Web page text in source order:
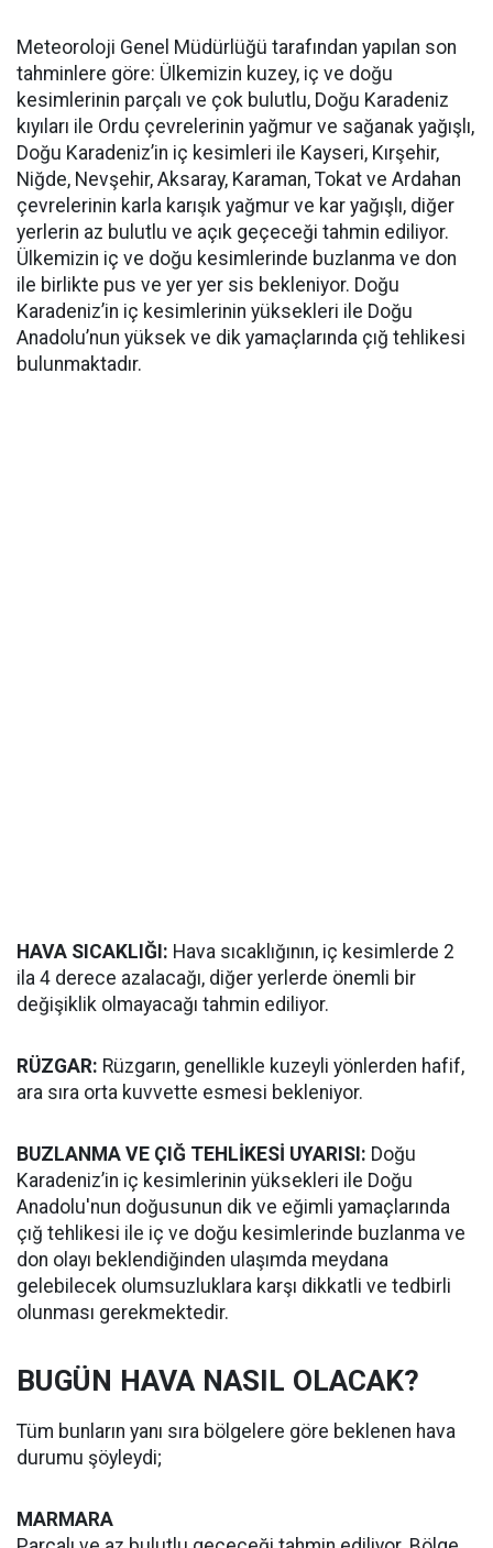
Meteoroloji Genel Müdürlüğü tarafından yapılan son
tahminlere göre: Ülkemizin kuzey, iç ve doğu
kesimlerinin parçalı ve çok bulutlu, Doğu Karadeniz
kıyıları ile Ordu çevrelerinin yağmur ve sağanak yağışlı,
Doğu Karadeniz’in iç kesimleri ile Kayseri, Kırşehir,
Niğde, Nevşehir, Aksaray, Karaman, Tokat ve Ardahan
çevrelerinin karla karışık yağmur ve kar yağışlı, diğer
yerlerin az bulutlu ve açık geçeceği tahmin ediliyor.
Ülkemizin iç ve doğu kesimlerinde buzlanma ve don
ile birlikte pus ve yer yer sis bekleniyor. Doğu
Karadeniz’in iç kesimlerinin yüksekleri ile Doğu
Anadolu’nun yüksek ve dik yamaçlarında çığ tehlikesi
bulunmaktadır.
HAVA SICAKLIĞI: Hava sıcaklığının, iç kesimlerde 2
ila 4 derece azalacağı, diğer yerlerde önemli bir
değişiklik olmayacağı tahmin ediliyor.
RÜZGAR: Rüzgarın, genellikle kuzeyli yönlerden hafif,
ara sıra orta kuvvette esmesi bekleniyor.
BUZLANMA VE ÇIĞ TEHLİKESİ UYARISI: Doğu
Karadeniz’in iç kesimlerinin yüksekleri ile Doğu
Anadolu'nun doğusunun dik ve eğimli yamaçlarında
çığ tehlikesi ile iç ve doğu kesimlerinde buzlanma ve
don olayı beklendiğinden ulaşımda meydana
gelebilecek olumsuzluklara karşı dikkatli ve tedbirli
olunması gerekmektedir.
BUGÜN HAVA NASIL OLACAK?
Tüm bunların yanı sıra bölgelere göre beklenen hava
durumu şöyleydi;
MARMARA